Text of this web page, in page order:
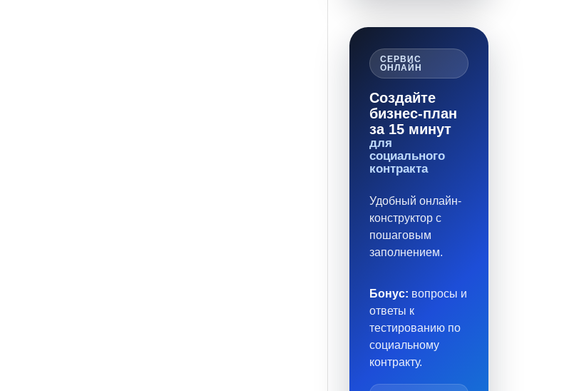
СЕРВИС
ОНЛАЙН
Создайте
бизнес-план
за 15 минут
для
социального
контракта
Удобный онлайн-
конструктор с
пошаговым
заполнением.
Бонус: вопросы и
ответы к
тестированию по
социальному
контракту.